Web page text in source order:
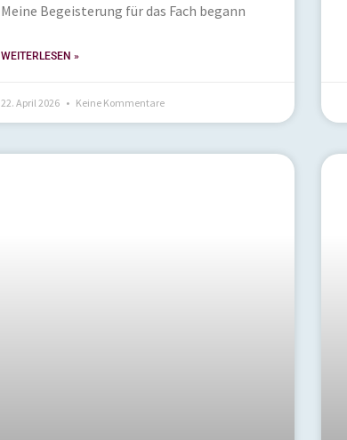
Meine Begeisterung für das Fach begann
WEITERLESEN »
22. April 2026 Keine Kommentare